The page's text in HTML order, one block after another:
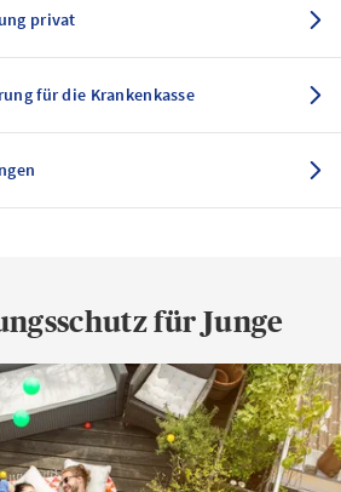
privat
für die Krankenkasse
für Junge